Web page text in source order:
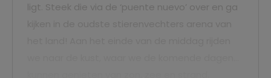
ligt. Steek die via de ‘puente nuevo’ over en ga